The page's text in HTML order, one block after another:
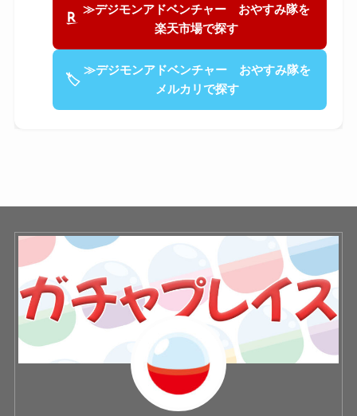
≫デジモンアドベンチャー おやすみ隊を
楽天市場で探す
🏷
≫デジモンアドベンチャー おやすみ隊を
メルカリで探す